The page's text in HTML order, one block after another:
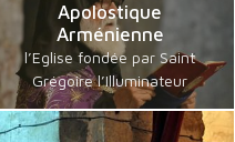
Apolostique
Arménienne
l’Eglise fondée par Saint
Grégoire l’Illuminateur